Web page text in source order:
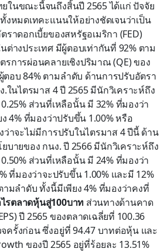
ในขณะนี้จนถึงสิ้นปี 2565 ได้แก่ ปัจจัย
งหมดเทคะแนนให้อย่างชัดเจนว่าเป็น
าดอกเบี้ยของสหรัฐอเมริกา (FED)
ต่างประเทศ มีผู้ตอบเท่ากันที่ 92% ตาม
รการผ่อนคลายเชิงปริมาณ (QE) ของ
อบ 84% ตามลำดับ ด้านการปรับอัตรา
ในไตรมาส 4 ปี 2565 มีนักวิเคราะห์ถึง
ส่วนที่เหลือนั้น มี 32% ที่มองว่า
4% ที่มองว่าปรับขึ้น 1.00% หรือ
ว่าจะไม่มีการปรับในไตรมาส 4 ปีนี้ ด้าน
บายของ กนง. ปี 2566 มีนักวิเคราะห์ถึง
ส่วนที่เหลือนั้น มี 24% ที่มองว่า
ที่มองว่าจะปรับขึ้น 1.00% และมี 12%
มลำดับ ทั้งนี้มีเพียง 4% ที่มองว่าคงที่
รตลาดหุ้นสู่100บาท ส่วนทางด้านคาด
ปี 2565 ของตลาดเฉลี่ยที่ 100.36
ครั้งก่อน ซึ่งอยู่ที่ 94.47 บาทต่อหุ้น และ
ของปี 2565 อยู่ที่ร้อยละ 13.51%